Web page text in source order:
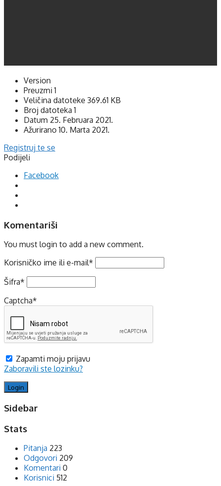
Version
Preuzmi1
Veličina datoteke 369.61 KB
Broj datoteka1
Datum 25. Februara 2021.
Ažurirano10. Marta 2021.
Registruj te se
Podijeli
Facebook
Komentariši
You must login to add a new comment.
Korisničko ime ili e-mail*
Šifra*
Captcha*
Zapamti moju prijavu
Zaboravili ste lozinku?
Sidebar
Stats
Pitanja 223
Odgovori 209
Komentari 0
Korisnici 512